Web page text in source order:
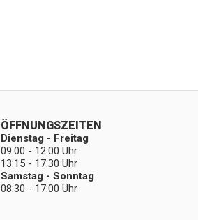
ÖFFNUNGSZEITEN
Dienstag - Freitag
09:00 - 12:00 Uhr
13:15 - 17:30 Uhr
Samstag - Sonntag
08:30 - 17:00 Uhr